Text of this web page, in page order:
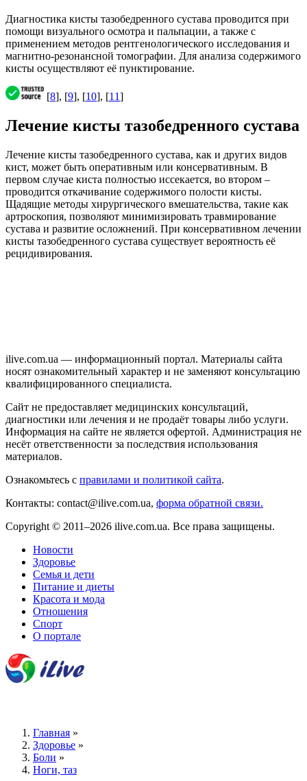
Диагностика кисты тазобедренного сустава проводится при
помощи визуального осмотра и пальпации, а также с
применением методов рентгенологического исследования и
магнитно-резонансной томографии. Для анализа содержимого
кисты осуществляют её пунктирование.
[8], [9], [10], [11]
Лечение кисты тазобедренного сустава
Лечение кисты тазобедренного сустава, как и других видов
кист, может быть оперативным или консервативным. В
первом случае киста полностью иссекается, во втором –
проводится откачивание содержимого полости кисты.
Щадящие методы хирургического вмешательства, такие как
артроскопия, позволяют минимизировать травмирование
сустава и развитие осложнений. При консервативном лечении
кисты тазобедренного сустава существует вероятность её
рецидивирования.
ilive.com.ua — информационный портал. Материалы сайта
носят ознакомительный характер и не заменяют консультацию
квалифицированного специалиста.
Сайт не предоставляет медицинских консультаций,
диагностики или лечения и не продаёт товары либо услуги.
Информация на сайте не является офертой. Администрация не
несёт ответственности за последствия использования
материалов.
Ознакомьтесь с правилами и политикой сайта.
Контакты: contact@ilive.com.ua, форма обратной связи.
Copyright © 2011–2026 ilive.com.ua. Все права защищены.
Новости
Здоровье
Семья и дети
Питание и диеты
Красота и мода
Отношения
Спорт
О портале
Главная »
Здоровье »
Боли »
Ноги, таз